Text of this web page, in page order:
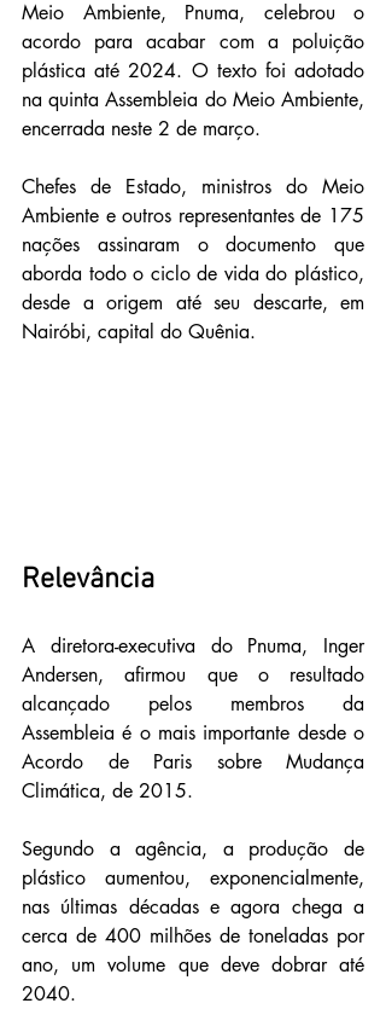
Meio Ambiente, Pnuma, celebrou o
acordo para acabar com a poluição
plástica até 2024. O texto foi adotado
na quinta Assembleia do Meio Ambiente,
encerrada neste 2 de março.
Chefes de Estado, ministros do Meio
Ambiente e outros representantes de 175
nações assinaram o documento que
aborda todo o ciclo de vida do plástico,
desde a origem até seu descarte, em
Nairóbi, capital do Quênia.
Relevância
A diretora-executiva do Pnuma, Inger
Andersen, afirmou que o resultado
alcançado pelos membros da
Assembleia é o mais importante desde o
Acordo de Paris sobre Mudança
Climática, de 2015.
Segundo a agência, a produção de
plástico aumentou, exponencialmente,
nas últimas décadas e agora chega a
cerca de 400 milhões de toneladas por
ano, um volume que deve dobrar até
2040.